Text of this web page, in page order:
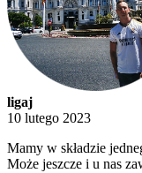
ligaj
10 lutego 2023
Mamy w składzie
Może jeszcze i u nas